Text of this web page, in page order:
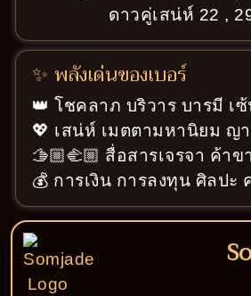
ดาวคู่เสน่ห์ 22 ,
✨ พลังเด่นของเบอร์
👑 โชคลาภ บริวาร บารมี เ
💖 เสน่ห์ เมตตามหานิยม ญ
🫱🏼‍🫲🏼 สื่อสารเจรจา ค้า
💰 การเงิน การลงทุน ศิลปะ